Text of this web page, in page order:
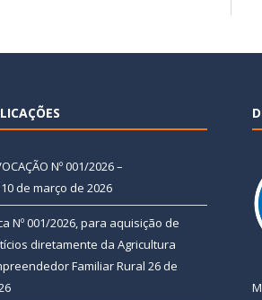
Nº 001/2026 –
10 de março de 2026
Nº 001/2026, para aquisição de
diretamente da Agricultura
Familiar Rural 26 de